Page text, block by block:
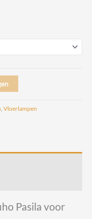
Vloerlampen
Pasila voor